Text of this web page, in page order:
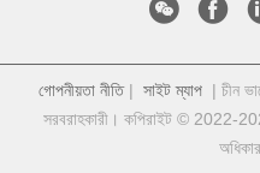
গোপনীয়তা নীতি| সাইট ম্যাপ| চীন
সরবরাহকারী। কপিরাইট ©